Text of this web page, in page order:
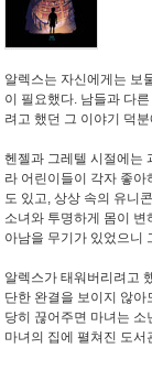
알렉스는 자신에게는 보
이 필요했다. 남들과 다
려고 했던 그 이야기 덕
헨젤과 그레텔 시절에는
라 어린이들이 각자 좋
도 있고, 상상 속의 유니
소녀와 투명하게 몸이
아남을 무기가 있었으니
알렉스가 태워버리려고
단한 완결을 보이지 않
당히 끊어주면 마녀는
마녀의 집에 펼쳐진 도